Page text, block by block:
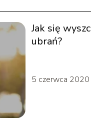
Jak się
ubrań?
5 czerwca 2020